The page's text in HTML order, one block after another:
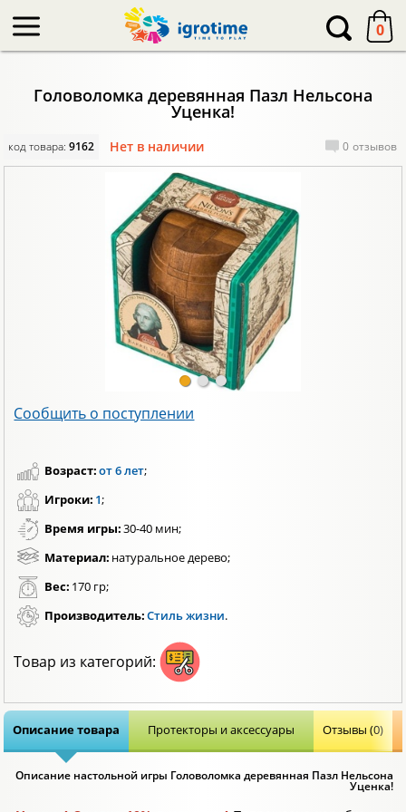
0
Головоломка деревянная Пазл Нельсона
Уценка!
код товара:9162 Нет в наличии 0 отзывов
Сообщить о поступлении
Возраст:от 6 лет;
Игроки: 1;
Время игры:30-40 мин;
Материал: натуральное дерево;
Вес: 170 гр;
Производитель:Стиль жизни.
Товар из категорий:
Описание товара Протекторы и аксессуары Отзывы (0)
Описание настольной игры Головоломка деревянная Пазл Нельсона
Уценка!